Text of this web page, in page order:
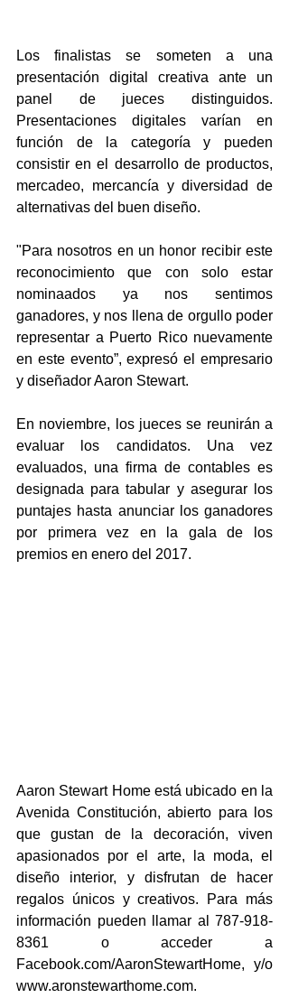
Los finalistas se someten a una
presentación digital creativa ante un
panel de jueces distinguidos.
Presentaciones digitales varían en
función de la categoría y pueden
consistir en el desarrollo de productos,
mercadeo, mercancía y diversidad de
alternativas del buen diseño.
"Para nosotros en un honor recibir este
reconocimiento que con solo estar
nominaados ya nos sentimos
ganadores, y nos llena de orgullo poder
representar a Puerto Rico nuevamente
en este evento”, expresó el empresario
y diseñador Aaron Stewart.
En noviembre, los jueces se reunirán a
evaluar los candidatos. Una vez
evaluados, una firma de contables es
designada para tabular y asegurar los
puntajes hasta anunciar los ganadores
por primera vez en la gala de los
premios en enero del 2017.
Aaron Stewart Home está ubicado en la
Avenida Constitución, abierto para los
que gustan de la decoración, viven
apasionados por el arte, la moda, el
diseño interior, y disfrutan de hacer
regalos únicos y creativos. Para más
información pueden llamar al 787-918-
8361 o acceder a
Facebook.com/AaronStewartHome, y/o
www.aronstewarthome.com.